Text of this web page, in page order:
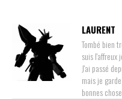
LAURENT
Tombé bien
suis l'affreux
J'ai passé
mais je
bonnes